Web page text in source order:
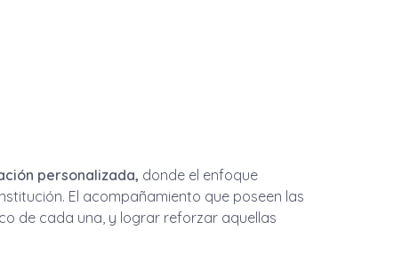
personalizada, donde el enfoque
El acompañamiento que poseen las
de cada una, y lograr reforzar aquellas